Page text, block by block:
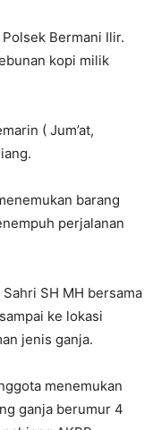
Bermani Ilir.
kopi milik
( Jum’at,
barang
perjalanan
SH MH bersama
ke lokasi
jenis ganja.
menemukan
ganja berumur 4